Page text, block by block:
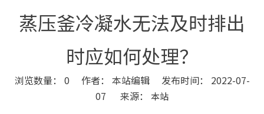
蒸压釜冷凝水无法及时排出
时应如何处理？
浏览数量： 0 作者： 本站编辑 发布时间： 2022-07-
07 来源： 本站